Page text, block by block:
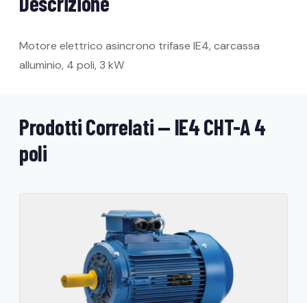
Motore elettrico asincrono trifase IE4, carcassa
alluminio, 4 poli, 3 kW
Prodotti Correlati — IE4 CHT-A 4
poli